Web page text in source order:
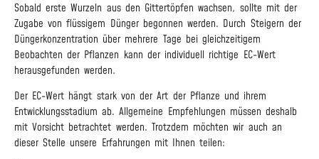
Sobald erste Wurzeln aus den Gittertöpfen wachsen, sollte mit der
Zugabe von flüssigem Dünger begonnen werden. Durch Steigern der
Düngerkonzentration über mehrere Tage bei gleichzeitigem
Beobachten der Pflanzen kann der individuell richtige EC-Wert
herausgefunden werden.
Der EC-Wert hängt stark von der Art der Pflanze und ihrem
Entwicklungsstadium ab. Allgemeine Empfehlungen müssen deshalb
mit Vorsicht betrachtet werden. Trotzdem möchten wir auch an
dieser Stelle unsere Erfahrungen mit Ihnen teilen: